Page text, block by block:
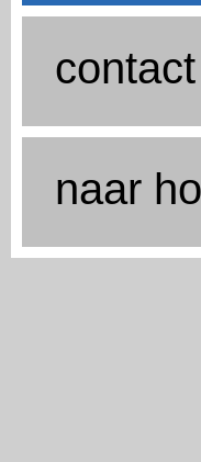
contact
naar